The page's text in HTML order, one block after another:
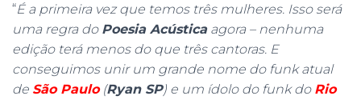
“É a primeira vez que temos três mulheres. Isso será
uma regra do Poesia Acústicaagora – nenhuma
edição terá menos do que três cantoras. E
conseguimos unir um grande nome do funk atual
de São Paulo(Ryan SP) e um ídolo do funk do Rio